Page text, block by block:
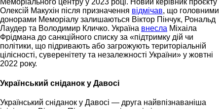
Меморіального центру у 2023 році. Новий керівник проєкту
Олексій Макухін після призначення відмічав, що головними
донорами Меморіалу залишаються Віктор Пінчук, Рональд
Лаудер та Володимир Кличко. Україна внесла Міхаіла
Фрідмана до санкційного списку за «підтримку дій чи
політики, що підривають або загрожують територіальній
цілісності, суверенітету та незалежності України» у жовтні
2022 року.
Український сніданок у Давосі
Український сніданок у Давосі — друга найвпізнаваніша